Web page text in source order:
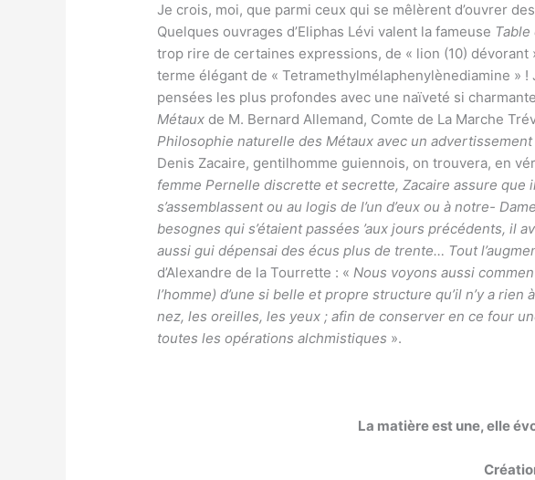
Je crois, moi, que parmi ceux qui se mêlèrent d’ouvrer
Quelques ouvrages d’Eliphas Lévi valent la fameuse Table
trop rire de certaines expressions, de « lion (10)
terme élégant de « Tetramethylmélaphenylènediamine »
pensées les plus profondes avec une naïveté si
Métaux de M. Bernard Allemand, Comte de La Marche
Philosophie naturelle des Métaux avec un
Denis Zacaire, gentilhomme guiennois, on trouvera, en
femme Pernelle discrette et secrette, Zacaire assure
s’assemblassent ou au logis de l’un d’eux ou à notre-
besognes qui s’étaient passées ’aux jours précédents, il
aussi gui dépensai des écus plus de trente… Tout
d’Alexandre de la Tourrette : «Nous voyons aussi
l’homme) d’une si belle et propre structure qu’il n’y a
nez, les oreilles, les yeux ; afin de conserver en ce four
toutes les opérations alchmistiques ».
La matière est une, elle